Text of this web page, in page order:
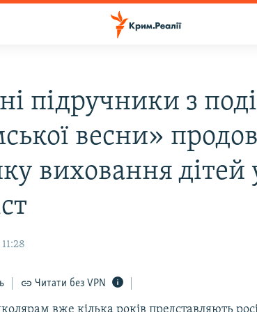
підручники з
весни»
виховання
Читати без VPN